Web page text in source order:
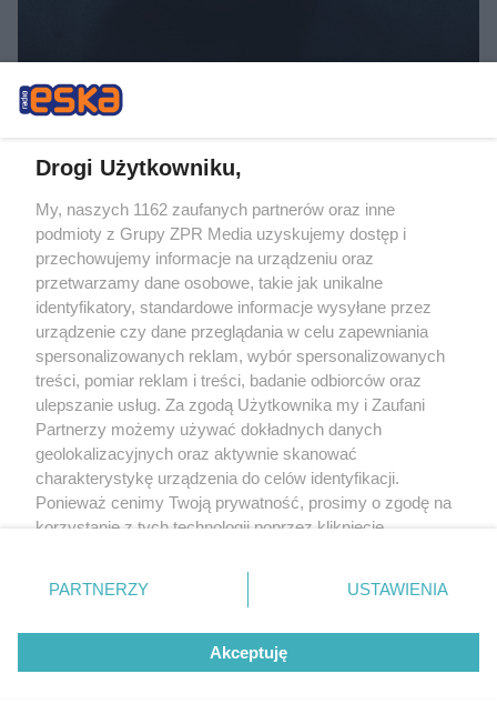
Szukają Absolwentów Extra!
Drogi Użytkowniku,
My, naszych 1162 zaufanych partnerów oraz inne
podmioty z Grupy ZPR Media uzyskujemy dostęp i
przechowujemy informacje na urządzeniu oraz
przetwarzamy dane osobowe, takie jak unikalne
identyfikatory, standardowe informacje wysyłane przez
urządzenie czy dane przeglądania w celu zapewniania
spersonalizowanych reklam, wybór spersonalizowanych
treści, pomiar reklam i treści, badanie odbiorców oraz
ulepszanie usług. Za zgodą Użytkownika my i Zaufani
Partnerzy możemy używać dokładnych danych
geolokalizacyjnych oraz aktywnie skanować
charakterystykę urządzenia do celów identyfikacji.
Ponieważ cenimy Twoją prywatność, prosimy o zgodę na
korzystanie z tych technologii poprzez kliknięcie
zmienić/wycofać klikając przycisk ustawień prywatności
znajdujący się w lewym dolnym rogu strony
rodzaje przetwarzania danych nie wymagają zgody
użytkownika, ale masz prawo sprzeciwić się takiemu
przetwarzaniu. Preferencje będą miały zastosowanie tylko
PARTNERZY USTAWIENIA
Akceptuję